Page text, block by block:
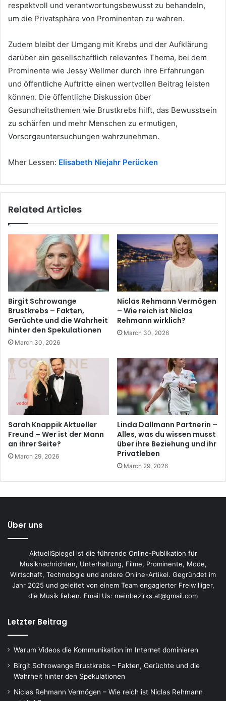
respektvoll und verantwortungsbewusst zu behandeln,
um die Privatsphäre von Prominenten zu wahren.
Zudem bleibt der Umgang mit Krebs und der Aufklärung
darüber ein gesellschaftlich relevantes Thema, bei dem
Prominente wie Jessy Wellmer durch ihre Erfahrungen
und öffentliche Auftritte einen wertvollen Beitrag leisten
können. Die öffentliche Diskussion über
Gesundheitsthemen wie Brustkrebs hilft, das Bewusstsein
zu schärfen und mehr Menschen zu ermutigen,
Vorsorgeuntersuchungen wahrzunehmen.
Mher Lessen: Elisabeth Niejahr Perücken
Related Articles
Birgit Schrowange
Brustkrebs – Fakten,
Gerüchte und die Wahrheit
hinter den Spekulationen
March 30, 2026
Niclas Rehmann Vermögen
– Wie reich ist Niclas
Rehmann wirklich?
March 30, 2026
Sarah Knappik Aktueller
Freund – Wer ist der Mann
an ihrer Seite?
March 29, 2026
Linda Dallmann Partnerin –
Alles, was du wissen musst
über ihre Beziehung und ihr
Privatleben
March 29, 2026
Über uns
AktuellSpiegel ist die führende Online-Publikation für
Musiknachrichten, Unterhaltung, Filme, Prominente, Mode,
Wirtschaft, Technologie und andere Online-Artikel. Gegründet im
Jahr 2025 und geleitet von einem Team engagierter Freiwilliger,
die Musik lieben. Email Us: meinbezirks.at@gmail.com
Letzter Beitrag
Warum Videos die Kommunikation im Internet dominieren
Birgit Schrowange Brustkrebs – Fakten, Gerüchte und die
Wahrheit hinter den Spekulationen
Niclas Rehmann Vermögen – Wie reich ist Niclas Rehmann